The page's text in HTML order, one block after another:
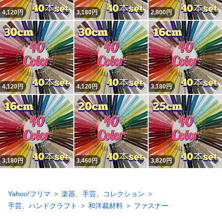
4,120円 いいね！
3,180円 いいね！
2,800円
4,120円 いいね！
4,120円 いいね！
3,180円
3,180円 いいね！
3,460円 いいね！
3,820円
Yahoo!フリマ
楽器、手芸、コレクション
手芸、ハンドクラフト
和洋裁材料 ファスナー